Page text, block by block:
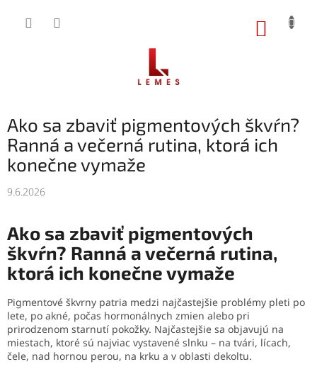
Ako sa zbaviť pigmentových škvŕn?
Ranná a večerná rutina, ktorá ich
konečne vymaže
9.6.2026
Ako sa zbaviť pigmentových
škvŕn? Ranná a večerná rutina,
ktorá ich konečne vymaže
Pigmentové škvrny patria medzi najčastejšie problémy pleti po
lete, po akné, počas hormonálnych zmien alebo pri
prirodzenom starnutí pokožky. Najčastejšie sa objavujú na
miestach, ktoré sú najviac vystavené slnku – na tvári, lícach,
čele, nad hornou perou, na krku a v oblasti dekoltu.